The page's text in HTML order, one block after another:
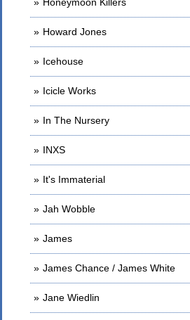
Howard Jones
Icehouse
Icicle Works
In The Nursery
INXS
It's Immaterial
Jah Wobble
James
James Chance / James White
Jane Wiedlin